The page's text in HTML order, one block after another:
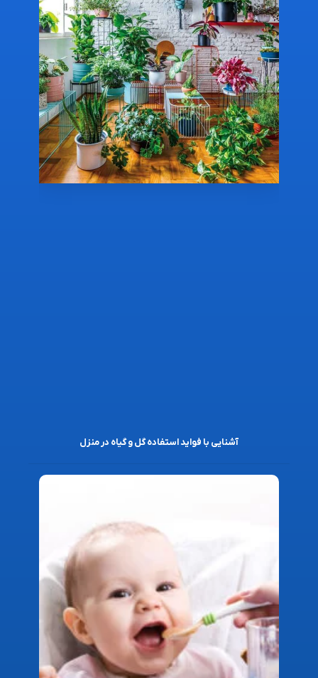
آشنایی با فواید استفاده گل و گیاه در منزل